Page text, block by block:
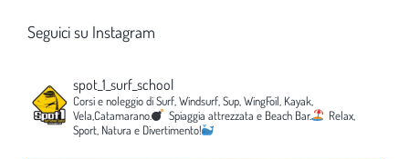
Seguici su Instagram
spot_1_surf_school
Corsi e noleggio di Surf, Windsurf, Sup, WingFoil, Kayak,
Vela,Catamarano.
Spiaggia attrezzata e Beach Bar.
Relax,
Sport, Natura e Divertimento!